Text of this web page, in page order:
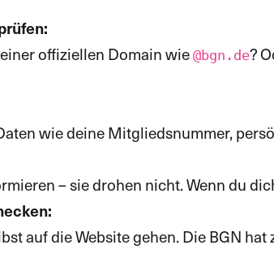
offiziellen Domain wie @bgn.de?
wie deine Mitgliedsnummer,
– sie drohen nicht. Wenn du
auf die Website gehen. Die BGN